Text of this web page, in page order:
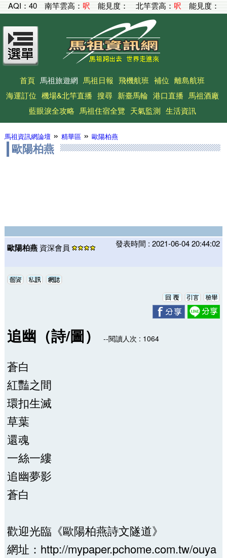
AQI：40 南竿雲高：呎能見度：北竿雲高：呎能見度：
首頁 馬祖旅遊網 馬祖日報 飛機航班 補位 離島航班
海運訂位 機場&北竿直播 搜尋 新臺馬輪 港口直播 馬祖酒廠
藍眼淚全攻略 馬祖住宿全覽 天氣監測 生活資訊
馬祖資訊網論壇» 精華區» 歐陽柏燕
歐陽柏燕
歐陽柏燕 資深會員 發表時間 : 2021-06-04 20:44:02
追幽（詩/圖） --閱讀人次 : 1064
蒼白
紅豔之間
環扣生滅
草葉
還魂
一絲一縷
追幽夢影
蒼白
歡迎光臨《歐陽柏燕詩文隧道》
網址：http://mypaper.pchome.com.tw/ouya